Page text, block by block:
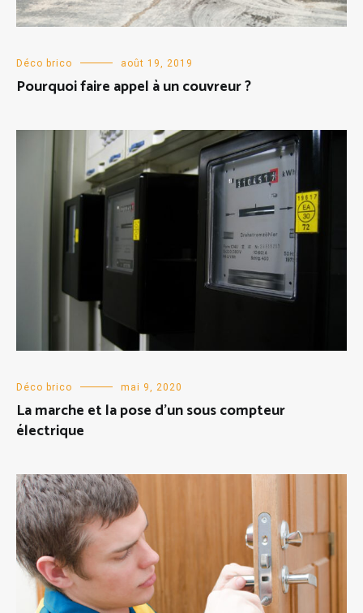
Déco brico août 19, 2019
Pourquoi faire appel à un couvreur ?
Déco brico mai 9, 2020
La marche et la pose d’un sous compteur
électrique